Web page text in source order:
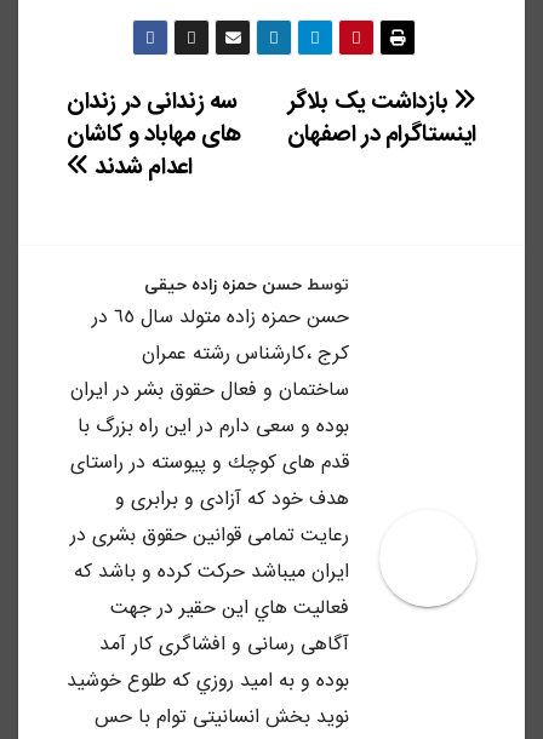
راهبری
نوشته
سه زندانی در زندان
های مهاباد و کاشان
اعدام شدند
بازداشت یک بلاگر
اینستاگرام در اصفهان
توسط حسن حمزه زاده حیقی
حسن حمزه زاده متولد سال ٦٥ در
كرج ،كارشناس رشته عمران
ساختمان و فعال حقوق بشر در ايران
بوده و سعى دارم در اين راه بزرگ با
قدم هاى كوچك و پيوسته در راستاى
هدف خود كه آزادى و برابرى و
رعايت تمامى قوانين حقوق بشرى در
ايران ميباشد حركت كرده و باشد كه
فعاليت هاي اين حقير در جهت
آگاهى رسانى و افشاگرى كار آمد
بوده و به اميد روزي كه طلوع خوشيد
نويد بخش انسانيتى توام با حس